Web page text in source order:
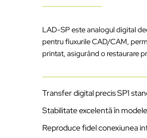
LAD-SP esteanalogul digital
pentrufluxurileCAD/CAM,
printat,asigurând o restaurare
Transfer digital precis SP1
Stabilitateexcelentăîn modele
Reproducefidelconexiunea